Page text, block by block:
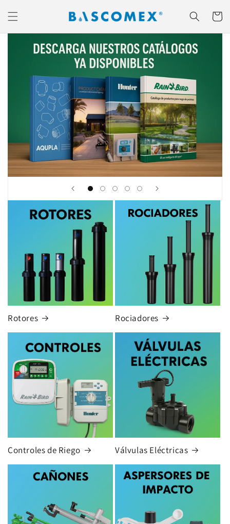
directamente
al contenido
Carrito
Rotores Rociadores
Controles de Riego Válvulas Eléctricas